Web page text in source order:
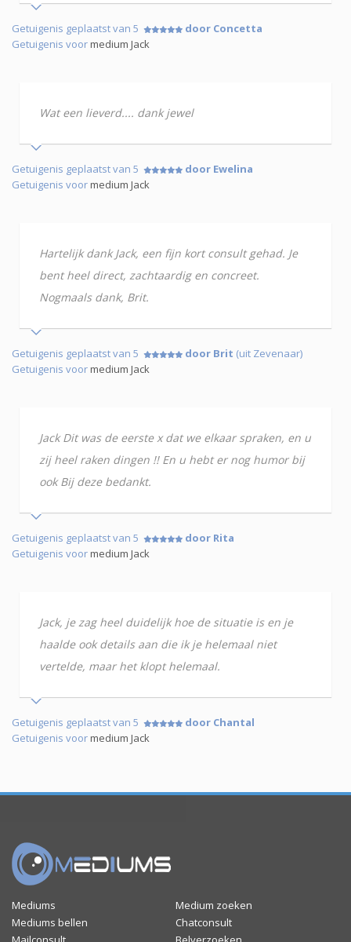
Getuigenis geplaatst van 5
door Concetta
Getuigenis voormedium Jack
Wat een lieverd.... dank jewel
Getuigenis geplaatst van 5
door Ewelina
Getuigenis voormedium Jack
Hartelijk dank Jack, een fijn kort consult gehad. Je
bent heel direct, zachtaardig en concreet.
Nogmaals dank, Brit.
Getuigenis geplaatst van 5 door Brit (uit Zevenaar)
Getuigenis voormedium Jack
Jack Dit was de eerste x dat we elkaar spraken, en u
zij heel raken dingen !! En u hebt er nog humor bij
ook Bij deze bedankt.
Getuigenis geplaatst van 5
door Rita
Getuigenis voormedium Jack
Jack, je zag heel duidelijk hoe de situatie is en je
haalde ook details aan die ik je helemaal niet
vertelde, maar het klopt helemaal.
Getuigenis geplaatst van 5
door Chantal
Getuigenis voormedium Jack
Mediums
Medium zoeken
Mediums bellen
Chatconsult